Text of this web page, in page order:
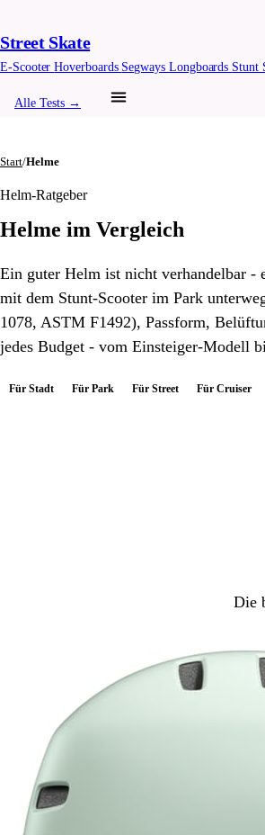
Street Skate
E-ScooterHoverboards Segways Longboards Stunt
Alle Tests →
Start/Helme
Helm-Ratgeber
Helme im Vergleich
Ein guter Helm ist nicht verhandelbar
mit dem Stunt-Scooter im Park
1078, ASTM F1492), Passform,
jedes Budget - vom Einsteiger-Modell
Für Stadt Für Park Für Street Für Cruiser
Die